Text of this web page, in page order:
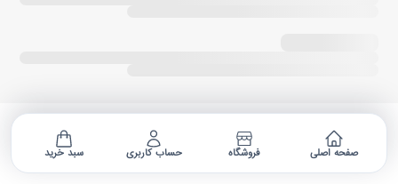
صفحه اصلی فروشگاه حساب کاربری سبد خرید